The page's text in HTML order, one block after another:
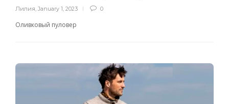
Лилия, January 1, 2023 0
Оливковый пуловер